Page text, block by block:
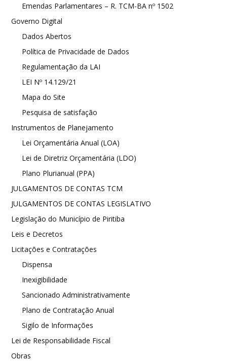
Emendas Parlamentares – R. TCM-BA nº 1502
Governo Digital
Dados Abertos
Política de Privacidade de Dados
Regulamentação da LAI
LEI Nº 14.129/21
Mapa do Site
Pesquisa de satisfação
Instrumentos de Planejamento
Lei Orçamentária Anual (LOA)
Lei de Diretriz Orçamentária (LDO)
Plano Plurianual (PPA)
JULGAMENTOS DE CONTAS TCM
JULGAMENTOS DE CONTAS LEGISLATIVO
Legislação do Município de Piritiba
Leis e Decretos
Licitações e Contratações
Dispensa
Inexigibilidade
Sancionado Administrativamente
Plano de Contratação Anual
Sigilo de Informações
Lei de Responsabilidade Fiscal
Obras